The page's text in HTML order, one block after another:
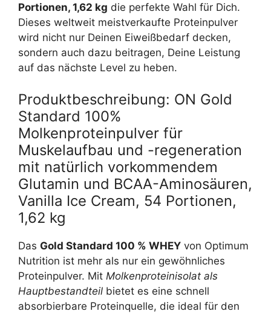
Portionen, 1,62 kg die perfekte Wahl für Dich.
Dieses weltweit meistverkaufte Proteinpulver
wird nicht nur Deinen Eiweißbedarf decken,
sondern auch dazu beitragen, Deine Leistung
auf das nächste Level zu heben.
Produktbeschreibung: ON Gold
Standard 100%
Molkenproteinpulver für
Muskelaufbau und -regeneration
mit natürlich vorkommendem
Glutamin und BCAA-Aminosäuren,
Vanilla Ice Cream, 54 Portionen,
1,62 kg
Das Gold Standard 100 % WHEY von Optimum
Nutrition ist mehr als nur ein gewöhnliches
Proteinpulver. Mit Molkenproteinisolat als
Hauptbestandteil bietet es eine schnell
absorbierbare Proteinquelle, die ideal für den